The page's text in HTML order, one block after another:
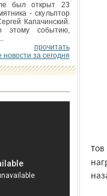
был открыт 23
- скульптор
Капачинский.
этому событию,
прочитать
новости за сегодня
тов конкурса на присуждение стипендии имени академика Б. В. Раушенбаха. Эта